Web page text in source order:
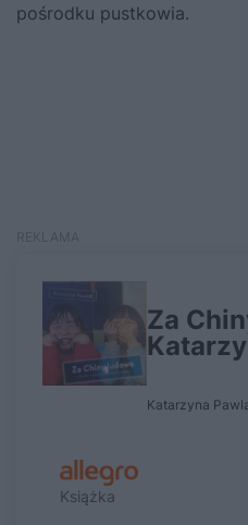
pośrodku pustkowia.